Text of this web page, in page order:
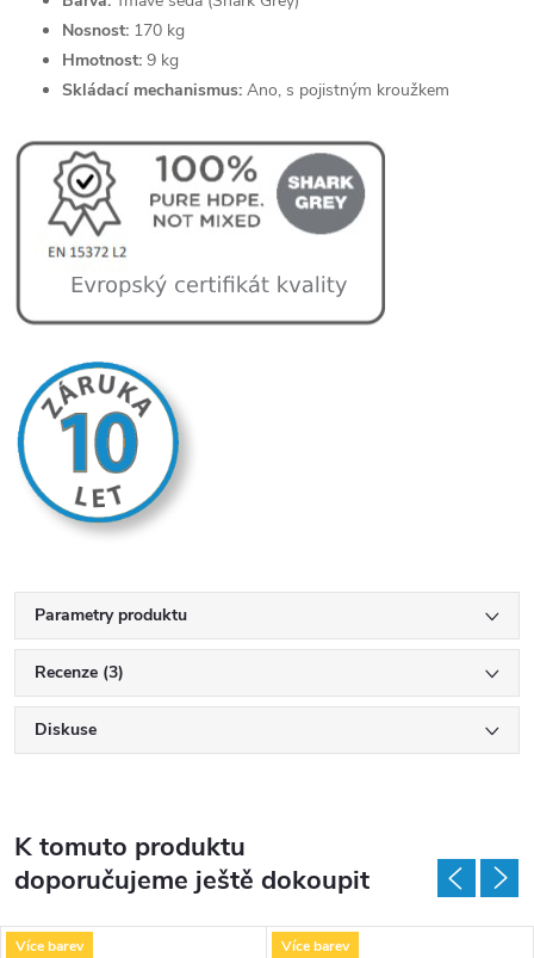
Nosnost: 170 kg
Hmotnost: 9 kg
Skládací mechanismus: Ano, s pojistným kroužkem
Parametry produktu
Recenze (3)
Diskuse
K tomuto produktu
doporučujeme ještě dokoupit
Více barev Více barev